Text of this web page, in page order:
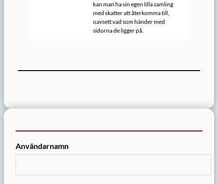
kan man ha sin egen lilla samling
med skatter att återkomma till,
oavsett vad som händer med
sidorna de ligger på.
Användarnamn